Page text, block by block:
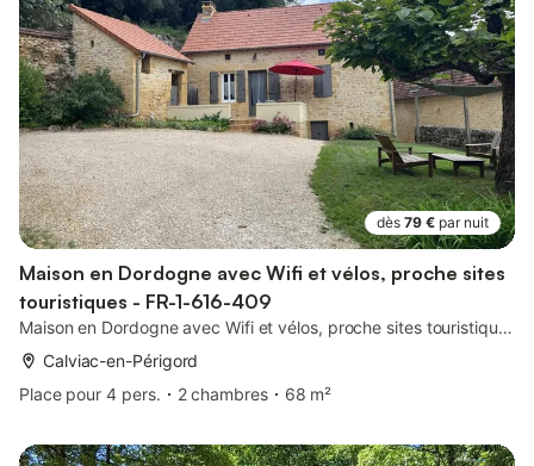
dès 79 € par nuit
Maison en Dordogne avec Wifi et vélos, proche sites
touristiques - FR-1-616-409
Maison en Dordogne avec Wifi et vélos, proche sites touristiques - Fr-1-616-409
Calviac-en-Périgord
Place pour 4 pers.
2 chambres 68 m²